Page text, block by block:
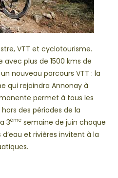
VTT et cyclotourisme.
plus de 1500 kms de
nouveau parcours VTT : la
qui rejoindra Annonay à
permet à tous les
des périodes de la
3èmesemaine de juin chaque
et rivières invitent à la